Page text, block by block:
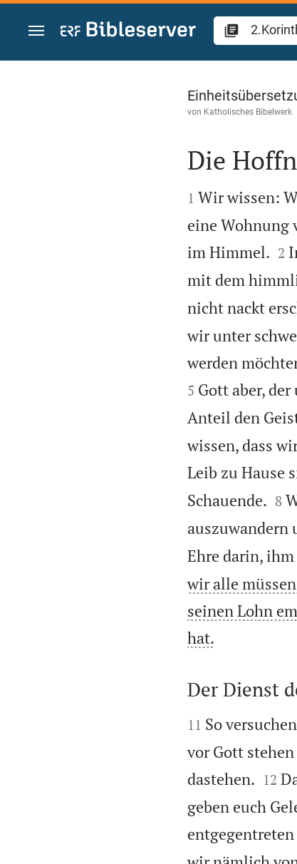
Zum Inhalt springen
2.Korinther 5
von Katholisches Bibelwerk

Die

1 Wir wissen:
eine Wohnung
im Himmel.
2
mit dem
nicht nackt
wir unter
werden
5 Gott aber,
Anteil den
wissen, dass
Leib zu Hause
Schauende.
8
auszuwandern
Ehre darin,
wir alle
seinen Lohn
hat.

Der Dienst

11 So
vor Gott
dastehen.
12
geben euch